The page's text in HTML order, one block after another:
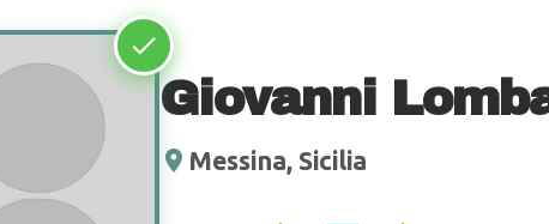
Giovanni
Messina, Sicilia